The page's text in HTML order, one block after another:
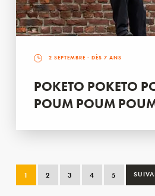
2 SEPTEMBRE - DÈS 7 ANS
POKETO POKETO
POUM POUM
1 2 3 4 5